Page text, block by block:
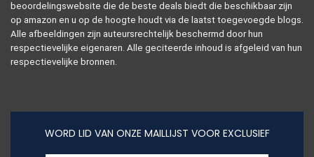
beoordelingswebsite die de beste deals biedt die beschikbaar zijn
op amazon en u op de hoogte houdt via de laatst toegevoegde blogs.
Alle afbeeldingen zijn auteursrechtelijk beschermd door hun
respectievelijke eigenaren. Alle geciteerde inhoud is afgeleid van hun
respectievelijke bronnen.
WORD LID VAN ONZE MAILLIJST VOOR EXCLUSIEF